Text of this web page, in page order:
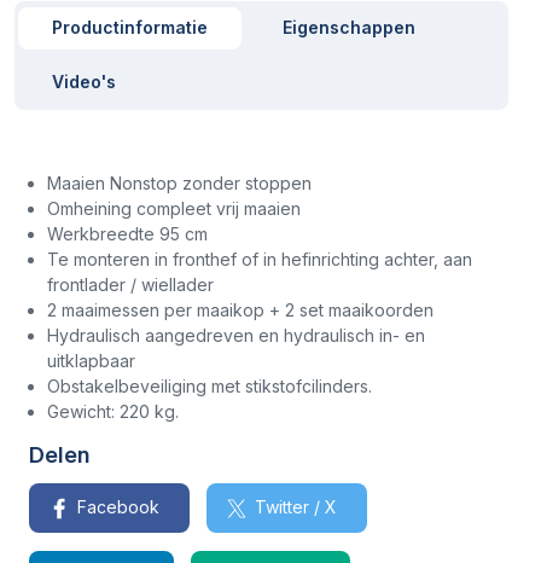
Productinformatie Eigenschappen
Video's
Maaien Nonstop zonder stoppen
Omheining compleet vrij maaien
Werkbreedte 95 cm
Te monteren in fronthef of in hefinrichting achter, aan
frontlader / wiellader
2 maaimessen per maaikop + 2 set maaikoorden
Hydraulisch aangedreven en hydraulisch in- en
uitklapbaar
Obstakelbeveiliging met stikstofcilinders.
Gewicht: 220 kg.
Delen
Facebook Twitter / X